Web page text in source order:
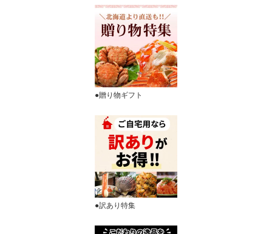
●贈り物ギフト
●訳あり特集